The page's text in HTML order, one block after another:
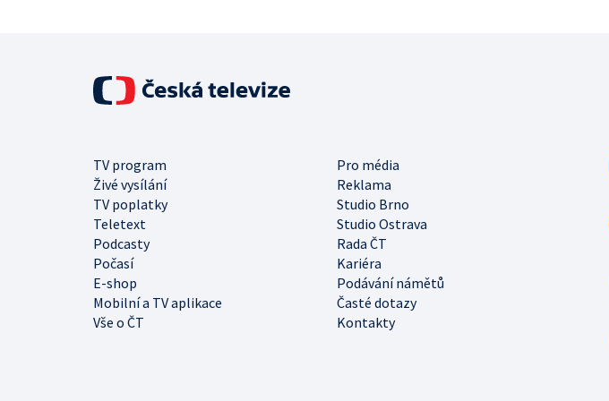
TV program
Pro média
Živé vysílání
Reklama
TV poplatky
Studio Brno
Teletext
Studio Ostrava
Podcasty
Rada ČT
Počasí
Kariéra
E-shop
Podávání námětů
Mobilní a TV aplikace
Časté dotazy
Vše o ČT
Kontakty